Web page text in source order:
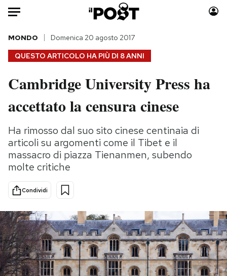
Auto
HOME
Italia
Politica
Tecnologia
Internet
Scienza
Cultura
Economia
Moda
Consumismi
Storie/Idee
Ok Boomer!
Media
PODCAST
QUESTO ARTICOLO HA PIÙ DI 8 ANNI
MONDO Domenica 20 agosto 2017
Cambridge University Press ha
accettato la censura cinese
Ha rimosso dal suo sito cinese centinaia di
articoli su argomenti come il Tibet e il
massacro di piazza Tienanmen, subendo
molte critiche
Condividi